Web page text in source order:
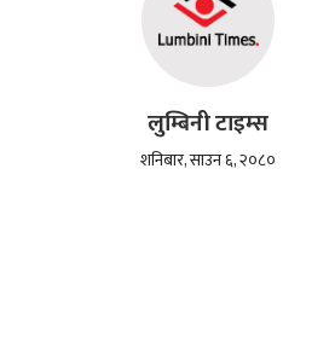
लुम्बिनी टाइम्स
शनिबार, साउन ६, २०८०